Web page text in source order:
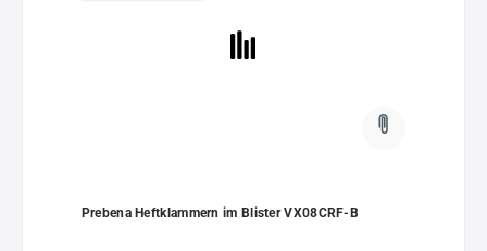
Prebena Heftklammern im Blister VX08CRF-B